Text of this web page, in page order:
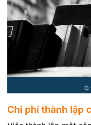
Chi phí thành lập